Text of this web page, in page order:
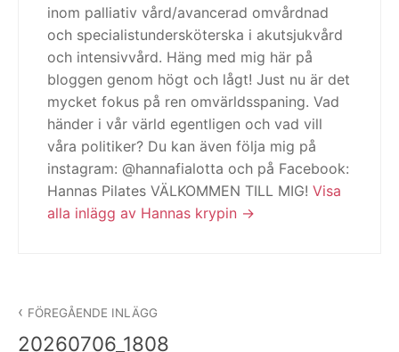
inom palliativ vård/avancerad omvårdnad
och specialistundersköterska i akutsjukvård
och intensivvård. Häng med mig här på
bloggen genom högt och lågt! Just nu är det
mycket fokus på ren omvärldsspaning. Vad
händer i vår värld egentligen och vad vill
våra politiker? Du kan även följa mig på
instagram: @hannafialotta och på Facebook:
Hannas Pilates VÄLKOMMEN TILL MIG! Visa
alla inlägg av Hannas krypin
FÖREGÅENDE INLÄGG
20260706_1808